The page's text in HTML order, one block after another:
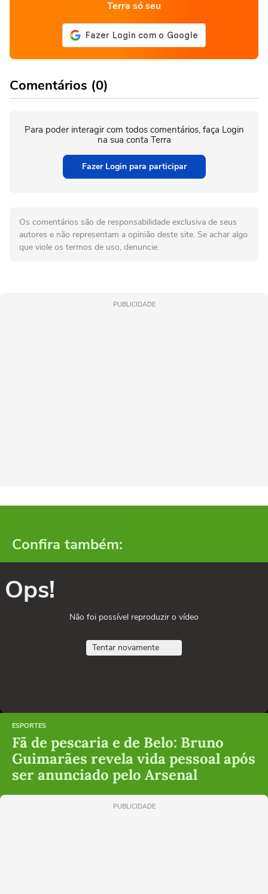
Terra só seu
Comentários (0)
Para poder interagir com todos comentários, faça Login
na sua conta Terra
Fazer Login para participar
Os comentários são de responsabilidade exclusiva de seus
autores e não representam a opinião deste site. Se achar algo
que viole os termos de uso, denuncie.
PUBLICIDADE
Confira também:
Ops!
Não foi possível reproduzir o vídeo
Tentar novamente
ESPORTES
Fã de pescaria e de Belo: Bruno
Guimarães revela vida pessoal após
ser anunciado pelo Arsenal
PUBLICIDADE